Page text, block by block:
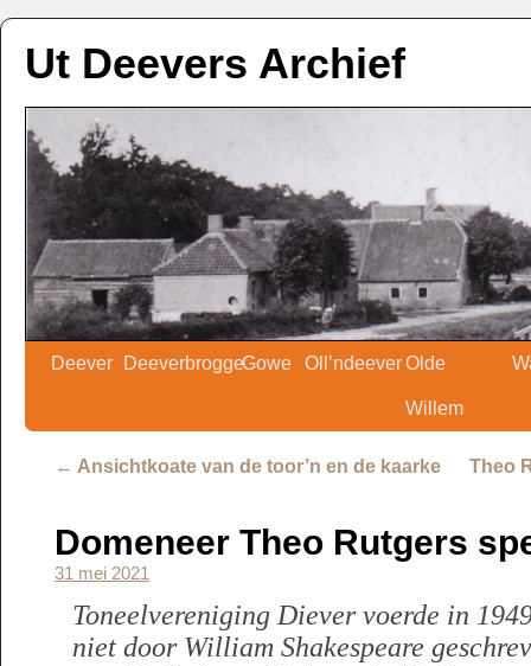
Ut Deevers Archief
Deever DeeverbroggeGowe Oll’ndeeverOlde
Willem
← Ansichtkoate van de toor’n en de kaarke Theo
Domeneer Theo Rutgers
31 mei 2021
Toneelvereniging Diever voerde in
niet door William Shakespeare